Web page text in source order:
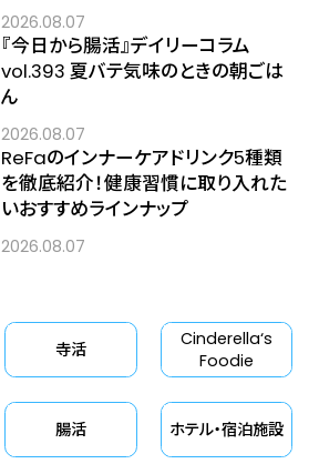
2026.08.07
『今日から腸活』デイリーコラム
vol.393 夏バテ気味のときの朝ごは
ん
2026.08.07
ReFaのインナーケアドリンク5種類
を徹底紹介！健康習慣に取り入れた
いおすすめラインナップ
2026.08.07
寺活
Cinderella‘s
Foodie
腸活 ホテル・宿泊施設